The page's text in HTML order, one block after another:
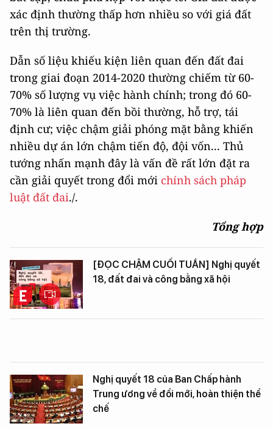
xác định thường thấp hơn nhiều so với giá đất
trên thị trường.
Dẫn số liệu khiếu kiện liên quan đến đất đai
trong giai đoạn 2014-2020 thường chiếm từ 60-
70% số lượng vụ việc hành chính; trong đó 60-
70% là liên quan đến bồi thường, hỗ trợ, tái
định cư; việc chậm giải phóng mặt bằng khiến
nhiều dự án lớn chậm tiến độ, đội vốn... Thủ
tướng nhấn mạnh đây là vấn đề rất lớn đặt ra
cần giải quyết trong đổi mới chính sách pháp
luật đất đai./.
Tổng hợp
[ĐỌC CHẬM CUỐI TUẦN] Nghị quyết
18, đất đai và công bằng xã hội
Nghị quyết 18 của Ban Chấp hành
Trung ương về đổi mới, hoàn thiện thể
chế